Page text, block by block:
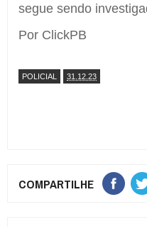
segue sendo
Por ClickPB
POLICIAL 31.12.23
COMPARTILHE